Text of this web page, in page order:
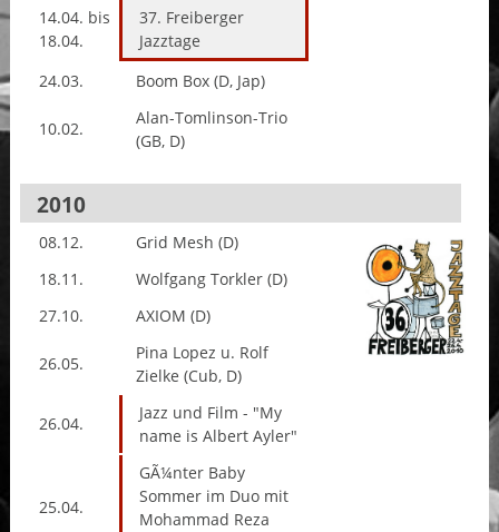
14.04. bis
18.04.
37. Freiberger
Jazztage
24.03.
Boom Box (D, Jap)
10.02.
Alan-Tomlinson-Trio
(GB, D)
2010
08.12.
Grid Mesh (D)
18.11.
Wolfgang Torkler (D)
27.10.
AXIOM (D)
26.05.
Pina Lopez u. Rolf
Zielke (Cub, D)
26.04.
Jazz und Film - "My
name is Albert Ayler"
25.04.
GÃ¼nter Baby
Sommer im Duo mit
Mohammad Reza